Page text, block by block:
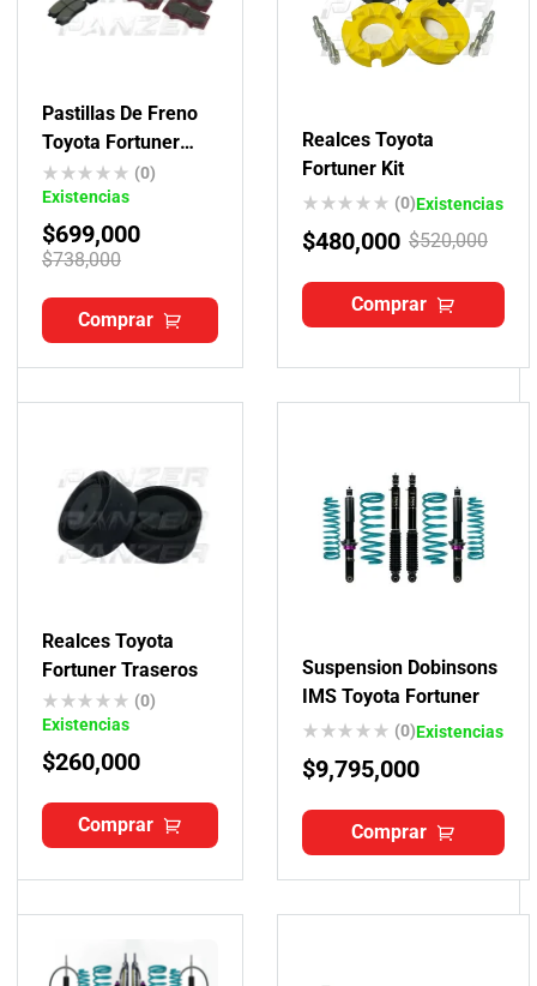
Pastillas De Freno
Toyota Fortuner
Originales (0)
Existencias
$738,000
$699,000
Comprar
Realces Toyota
Fortuner Kit
(0)Existencias
$520,000
$480,000
Comprar
Realces Toyota
Fortuner Traseros
(0)
Existencias
$260,000
Comprar
Suspension Dobinsons
IMS Toyota Fortuner
(0)Existencias
$9,795,000
Comprar